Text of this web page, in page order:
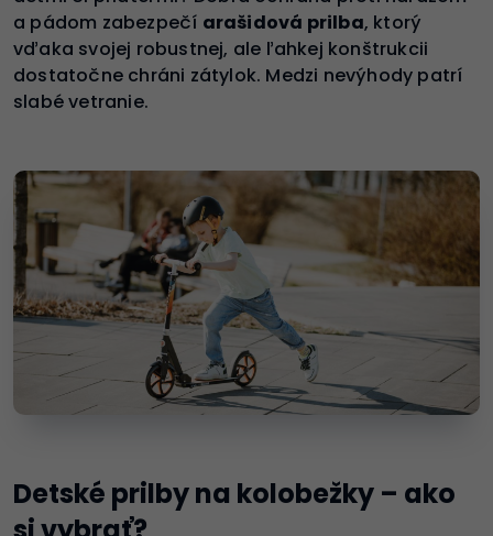
a pádom zabezpečí arašidová prilba, ktorý
vďaka svojej robustnej, ale ľahkej konštrukcii
dostatočne chráni zátylok. Medzi nevýhody patrí
slabé vetranie.
Detské prilby na kolobežky – ako